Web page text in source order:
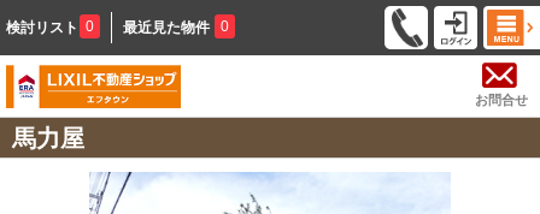
検討リスト 0 最近見た物件 0
お問合せ
馬力屋